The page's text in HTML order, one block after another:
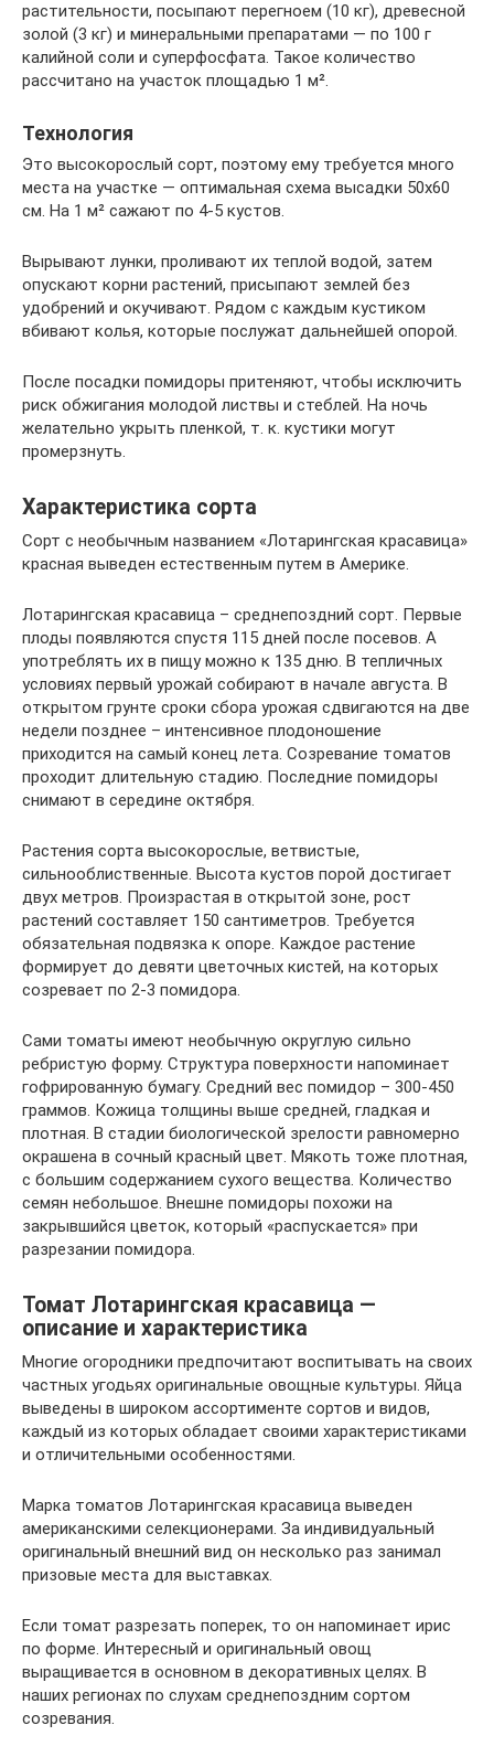
растительности, посыпают перегноем (10 кг), древесной
золой (3 кг) и минеральными препаратами — по 100 г
калийной соли и суперфосфата. Такое количество
рассчитано на участок площадью 1 м².
Технология
Это высокорослый сорт, поэтому ему требуется много
места на участке — оптимальная схема высадки 50х60
см. На 1 м² сажают по 4-5 кустов.
Вырывают лунки, проливают их теплой водой, затем
опускают корни растений, присыпают землей без
удобрений и окучивают. Рядом с каждым кустиком
вбивают колья, которые послужат дальнейшей опорой.
После посадки помидоры притеняют, чтобы исключить
риск обжигания молодой листвы и стеблей. На ночь
желательно укрыть пленкой, т. к. кустики могут
промерзнуть.
Характеристика сорта
Сорт с необычным названием «Лотарингская красавица»
красная выведен естественным путем в Америке.
Лотарингская красавица – среднепоздний сорт. Первые
плоды появляются спустя 115 дней после посевов. А
употреблять их в пищу можно к 135 дню. В тепличных
условиях первый урожай собирают в начале августа. В
открытом грунте сроки сбора урожая сдвигаются на две
недели позднее – интенсивное плодоношение
приходится на самый конец лета. Созревание томатов
проходит длительную стадию. Последние помидоры
снимают в середине октября.
Растения сорта высокорослые, ветвистые,
сильнооблиственные. Высота кустов порой достигает
двух метров. Произрастая в открытой зоне, рост
растений составляет 150 сантиметров. Требуется
обязательная подвязка к опоре. Каждое растение
формирует до девяти цветочных кистей, на которых
созревает по 2-3 помидора.
Сами томаты имеют необычную округлую сильно
ребристую форму. Структура поверхности напоминает
гофрированную бумагу. Средний вес помидор – 300-450
граммов. Кожица толщины выше средней, гладкая и
плотная. В стадии биологической зрелости равномерно
окрашена в сочный красный цвет. Мякоть тоже плотная,
с большим содержанием сухого вещества. Количество
семян небольшое. Внешне помидоры похожи на
закрывшийся цветок, который «распускается» при
разрезании помидора.
Томат Лотарингская красавица —
описание и характеристика
Многие огородники предпочитают воспитывать на своих
частных угодьях оригинальные овощные культуры. Яйца
выведены в широком ассортименте сортов и видов,
каждый из которых обладает своими характеристиками
и отличительными особенностями.
Марка томатов Лотарингская красавица выведен
американскими селекционерами. За индивидуальный
оригинальный внешний вид он несколько раз занимал
призовые места для выставках.
Если томат разрезать поперек, то он напоминает ирис
по форме. Интересный и оригинальный овощ
выращивается в основном в декоративных целях. В
наших регионах по слухам среднепоздним сортом
созревания.